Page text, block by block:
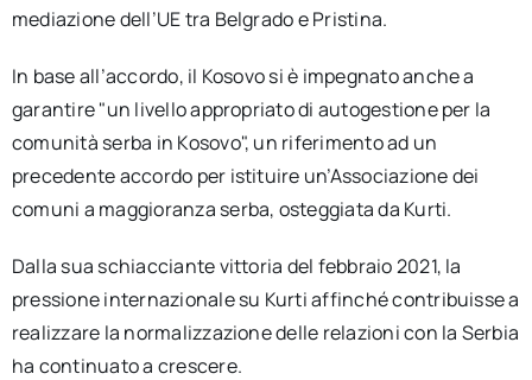
mediazione dell’UE tra Belgrado e Pristina.
In base all’accordo, il Kosovo si è impegnato anche a
garantire "un livello appropriato di autogestione per la
comunità serba in Kosovo", un riferimento ad un
precedente accordo per istituire un’Associazione dei
comuni a maggioranza serba, osteggiata da Kurti.
Dalla sua schiacciante vittoria del febbraio 2021, la
pressione internazionale su Kurti affinché contribuisse a
realizzare la normalizzazione delle relazioni con la Serbia
ha continuato a crescere.